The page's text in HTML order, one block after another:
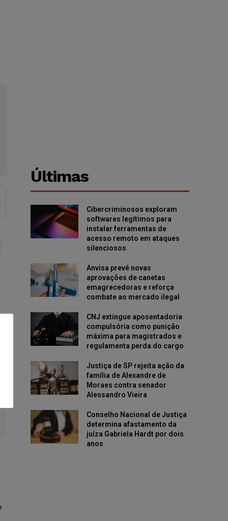
Últimas
Cibercriminosos exploram
softwares legítimos para
instalar ferramentas de
acesso remoto em ataques
silenciosos
Anvisa prevê novas
aprovações de canetas
emagrecedoras e reforça
combate ao mercado ilegal
CNJ extingue aposentadoria
compulsória como punição
máxima para magistrados e
regulamenta perda do cargo
Justiça de SP rejeita ação da
família de Alexandre de
Moraes contra senador
Alessandro Vieira
Conselho Nacional de Justiça
determina afastamento da
juíza Gabriela Hardt por dois
anos